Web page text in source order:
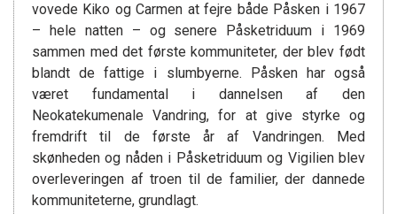
vovede Kiko og Carmen at fejre både Påsken i 1967
– hele natten – og senere Påsketriduum i 1969
sammen med det første kommuniteter, der blev født
blandt de fattige i slumbyerne. Påsken har også
været fundamental i dannelsen af den
Neokatekumenale Vandring, for at give styrke og
fremdrift til de første år af Vandringen. Med
skønheden og nåden i Påsketriduum og Vigilien blev
overleveringen af troen til de familier, der dannede
kommuniteterne, grundlagt.